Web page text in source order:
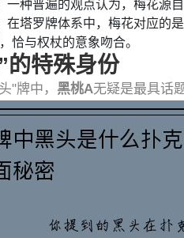
一种普遍的观点认为，梅花源自
在塔罗牌体系中，梅花对应的
恰与权杖的意象吻合。
的特殊身份
"牌中， 黑桃A无疑是最具话